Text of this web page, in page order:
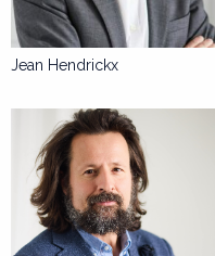
Jean Hendrickx